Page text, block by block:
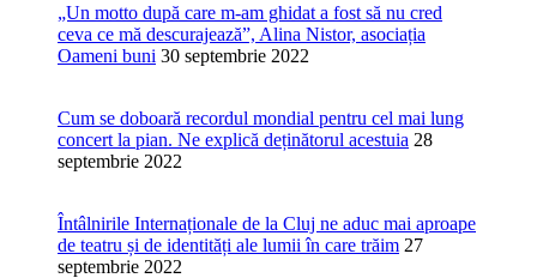
„Un motto după care m-am ghidat a fost să nu cred
ceva ce mă descurajează”, Alina Nistor, asociația
Oameni buni 30 septembrie 2022
Cum se doboară recordul mondial pentru cel mai lung
concert la pian. Ne explică deținătorul acestuia 28
septembrie 2022
Întâlnirile Internaționale de la Cluj ne aduc mai aproape
de teatru și de identități ale lumii în care trăim 27
septembrie 2022